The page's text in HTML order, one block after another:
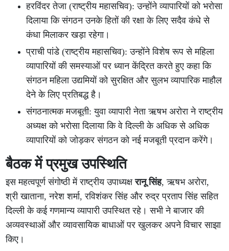
हरविंदर तेजा (राष्ट्रीय महासचिव): उन्होंने व्यापारियों को भरोसा
दिलाया कि संगठन उनके हितों की रक्षा के लिए सदैव कंधे से
कंधा मिलाकर खड़ा रहेगा।
प्राची पांडे (राष्ट्रीय महासचिव): उन्होंने विशेष रूप से महिला
व्यापारियों की समस्याओं पर ध्यान केंद्रित करते हुए कहा कि
संगठन महिला उद्यमियों को सुरक्षित और सुलभ व्यापारिक माहौल
देने के लिए प्रतिबद्ध है।
संगठनात्मक मजबूती: युवा व्यापारी नेता ऋषभ अरोरा ने राष्ट्रीय
अध्यक्ष को भरोसा दिलाया कि वे दिल्ली के अधिक से अधिक
व्यापारियों को जोड़कर संगठन को नई मजबूती प्रदान करेंगे।
बैठक में प्रमुख उपस्थिति
इस महत्वपूर्ण संगोष्ठी में राष्ट्रीय उपाध्यक्षरानू सिंह, ऋषभ अरोरा,
श्री खाताना, नरेश शर्मा, रविशंकर सिंह और रुद्र प्रताप सिंह सहित
दिल्ली के कई गणमान्य व्यापारी उपस्थित रहे। सभी ने बाजार की
अव्यवस्थाओं और व्यावसायिक बाधाओं पर खुलकर अपने विचार साझा
किए।